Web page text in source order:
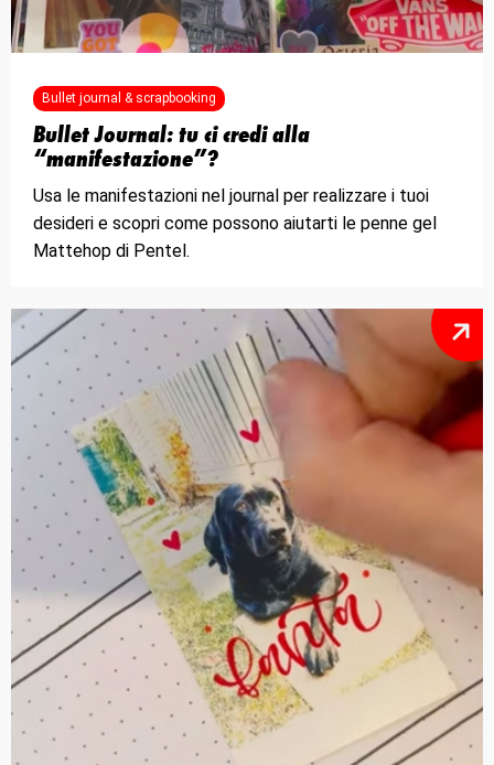
Bullet journal & scrapbooking
Bullet Journal: tu ci credi alla
“manifestazione”?
Usa le manifestazioni nel journal per realizzare i tuoi
desideri e scopri come possono aiutarti le penne gel
Mattehop di Pentel.